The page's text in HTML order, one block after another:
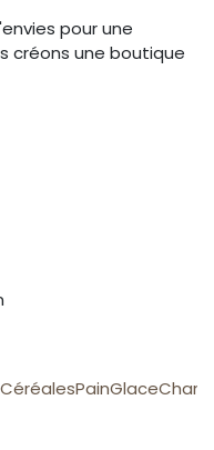
pour une
créons une boutique
CéréalesPainGlace